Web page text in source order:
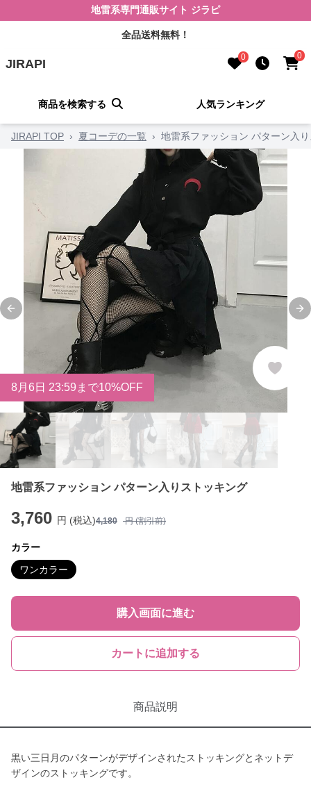
地雷系専門通販サイト ジラピ
全品送料無料！
JIRAPI 0 0
商品を検索する 人気ランキング
JIRAPI TOP › 夏コーデの一覧 › 地雷系ファッション パターン入
Previous slide
8月 6 日 23:59まで10%OFF
地雷系ファッション パターン入りストッキング
3,760 円 (税込)4,180 円 (割引前)
カラー
ワンカラー
購入画面に進む
カートに追加する
商品説明
黒い三日月のパターンがデザインされたストッキングとネットデ
ザインのストッキングです。